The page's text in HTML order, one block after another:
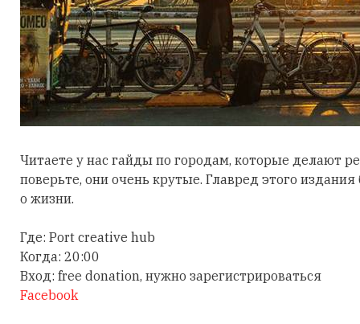
Читаете у нас гайды по городам, которые делают
поверьте, они очень крутые. Главред этого
о жизни.
Где: Port creative hub
Когда: 20:00
Вход: free donation, нужно зарегистрироваться
Facebook